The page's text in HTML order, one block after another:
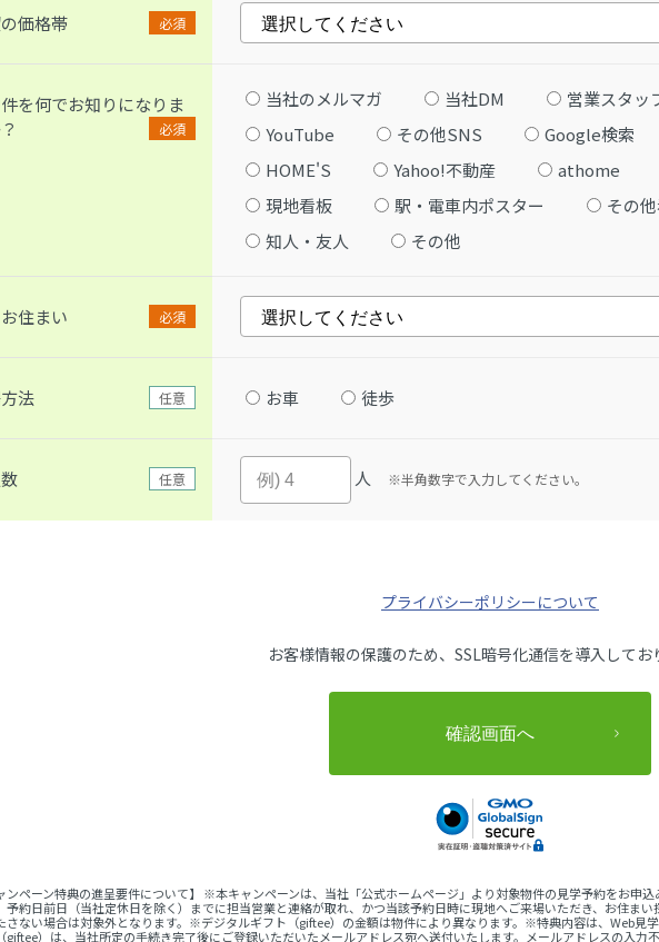
価格帯 必須
を何でお知りになりま
必須
当社のメルマガ 当社DM 営業スタッ
YouTube
その他SNS Google検索
HOME'S
Yahoo!不動産 athome
現地看板
駅・電車内ポスター その
知人・友人
その他
住まい 必須
法 任意 お車 徒歩
任意 人 ※半角数字で入力してください。
プライバシーポリシーについて
お客様情報の保護のため、SSL暗号化通信を導入してお
ンペーン特典の進呈要件について】 ※本キャンペーンは、当社「公式ホームページ」より対象物件の見学予約をお申
予約日前日（当社定休日を除く）までに担当営業と連絡が取れ、かつ当該予約日時に現地へご来場いただき、お住ま
さない場合は対象外となります。※デジタルギフト（giftee）の金額は物件により異なります。※特典内容は、Web見
giftee）は、当社所定の手続き完了後にご登録いただいたメールアドレス宛へ送付いたします。メールアドレスの入